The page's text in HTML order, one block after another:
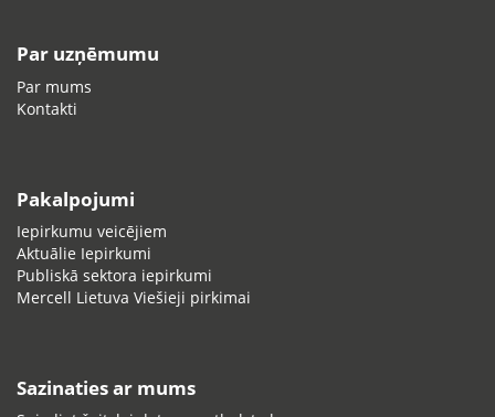
Par uzņēmumu
Par mums
Kontakti
Pakalpojumi
Iepirkumu veicējiem
Aktuālie Iepirkumi
Publiskā sektora iepirkumi
Mercell Lietuva Viešieji pirkimai
Sazinaties ar mums